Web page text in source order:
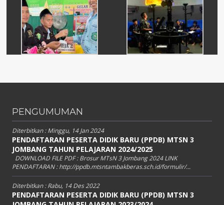
PENGUMUMAN
Diterbitkan :Minggu, 14 Jan 2024
PENDAFTARAN PESERTA DIDIK BARU (PPDB) MTSN 3
JOMBANG TAHUN PELAJARAN 2024/2025
DOWNLOAD FILE PDF : Brosur MTsN 3 Jombang 2024 LINK
PENDAFTARAN : http://ppdb.mtsntambakberas.sch.id/formulir/...
Diterbitkan :Rabu, 14 Des 2022
PENDAFTARAN PESERTA DIDIK BARU (PPDB) MTSN 3